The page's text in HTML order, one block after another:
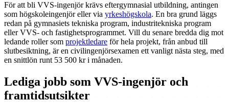
För att bli VVS-ingenjör krävs eftergymnasial utbildning, antingen
som högskoleingenjör eller via yrkeshögskola. En bra grund läggs
redan på gymnasiets tekniska program, industritekniska program
eller VVS- och fastighetsprogrammet. Vill du senare bredda dig mot
ledande roller som projektledare för hela projekt, från anbud till
slutbesiktning, är en civilingenjörsexamen ett vanligt nästa steg, med
en snittlön runt 53 500 kr i månaden.
Lediga jobb som VVS-ingenjör och
framtidsutsikter